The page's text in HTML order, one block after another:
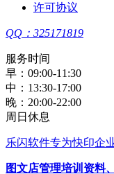
许可协议
QQ：325171819
服务时间
早：09:00-11:30
中：13:30-17:00
晚：20:00-22:00
周日休息
乐闪软件专为快印企
图文店管理培训资料、